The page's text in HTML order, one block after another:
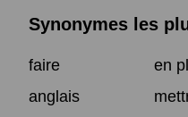
Synonymes les
faire
en
anglais